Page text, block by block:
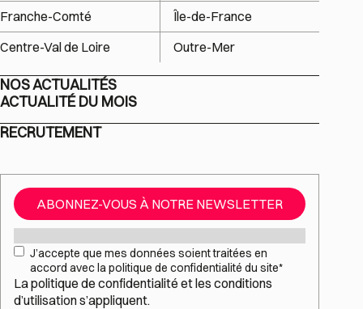
Franche-Comté
Île-de-France
Centre-Val de Loire
Outre-Mer
NOS ACTUALITÉS
ACTUALITÉ DU MOIS
RECRUTEMENT
ABONNEZ-VOUS À NOTRE NEWSLETTER
RGPD*
J’accepte que mes données soient traitées en
accord avec la politique de confidentialité du site*
Lapolitique de confidentialité et les conditions
d’utilisations’appliquent.